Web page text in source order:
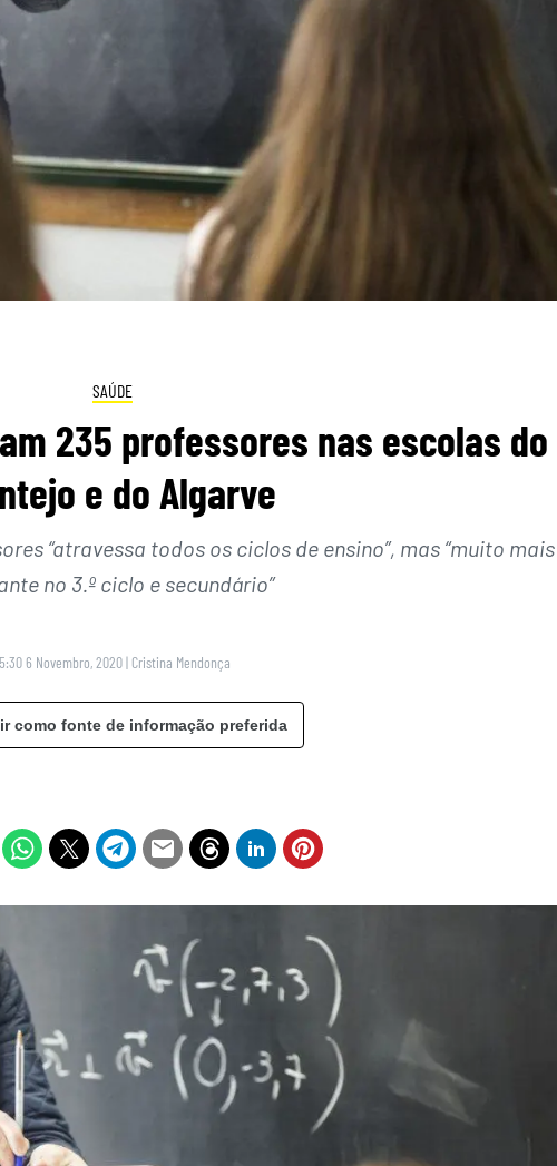
SAÚDE
235 professores nas escolas do
e do Algarve
“atravessa todos os ciclos de ensino”, mas “muito mais
no 3.º ciclo e secundário”
6 Novembro, 2020| Cristina Mendonça
como fonte de informação preferida